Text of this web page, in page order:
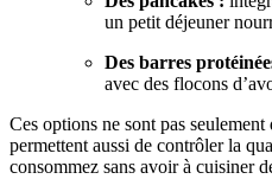
un petit déjeuner
Des barres
avec des flocons
Ces options ne sont pas
permettent aussi de contrôler la
consommez sans avoir à cuisiner